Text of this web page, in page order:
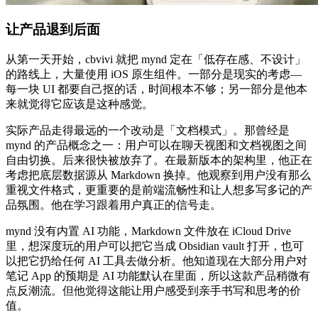
让产品退到后面
从第一天开始，cbvivi 就把 mynd 定在「低存在感、不设计」
的路线上，大量使用 iOS 原生组件。一部分是现实的考虑—
每一块 UI 都要自己抠的话，时间根本不够；另一部分是他本
来就觉得它应该是这种感觉。
实际产品走得最远的一个改动是「文档模式」。那曾经是
mynd 的产品概念之一：用户可以在聊天视图和文档视图之间
自由切换。后来很快被放弃了。在最新版本的架构里，他正在
考虑把底层数据源从 Markdown 换掉。他观察到用户没有那么
重视文件格式，更重要的是前端流畅性和让人想多写多记的产
品氛围。他在学习跟着用户真正的信号走。
mynd 没有内置 AI 功能，Markdown 文件放在 iCloud Drive
里，想深度玩的用户可以把它当成 Obsidian vault 打开，也可
以把它扔给任何 AI 工具去做分析。他知道现在大部分用户对
笔记 App 的预期是 AI 功能默认在里面，所以这款产品稍微有
点反潮流。但他觉得这能让用户感受到亲手书写和思考的价
值。